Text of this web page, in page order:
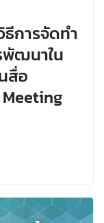
การจัดทำ
พัฒนาใน
สื่อ